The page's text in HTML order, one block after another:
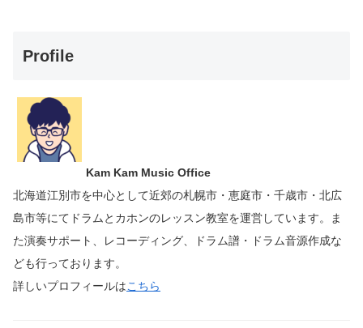
Profile
Kam Kam Music Office
北海道江別市を中心として近郊の札幌市・恵庭市・千歳市・北広
島市等にて ドラムとカホンのレッスン教室を運営しています。
ま
た演奏サポート、レコーディング、ドラム譜・ドラム音源作成な
ども行っております。
詳しいプロフィールはこちら